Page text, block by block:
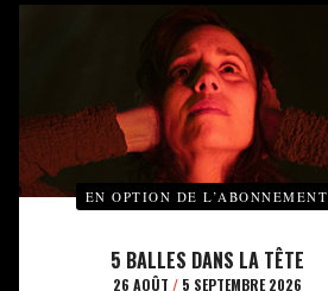
EN OPTION DE L’ABONNEMENT
5 BALLES DANS LA TÊTE
26 AOÛT /5 SEPTEMBRE 2026